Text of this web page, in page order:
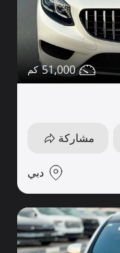
51,000
مشاركة
دبي